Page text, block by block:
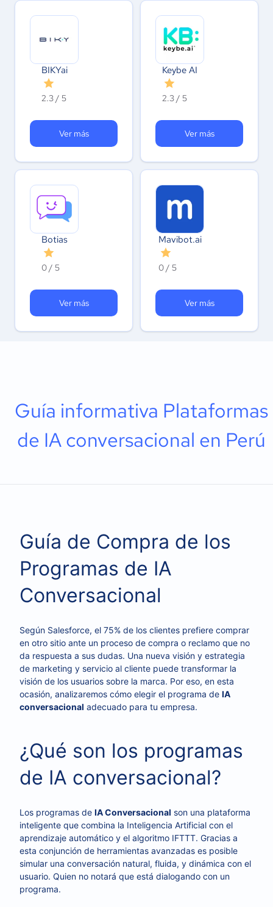
BIKYai
2.3 / 5
Ver más
Keybe AI
2.3 / 5
Ver más
Botias
0 / 5
Ver más
Mavibot.ai
0 / 5
Ver más
Guía informativa Plataformas
de IA conversacional en Perú
Guía de Compra de los
Programas de IA
Conversacional
Según Salesforce, el 75% de los clientes prefiere comprar
en otro sitio ante un proceso de compra o reclamo que no
da respuesta a sus dudas. Una nueva visión y estrategia
de marketing y servicio al cliente puede transformar la
visión de los usuarios sobre la marca. Por eso, en esta
ocasión, analizaremos cómo elegir el programa de IA
conversacional adecuado para tu empresa.
¿Qué son los programas
de IA conversacional?
Los programas de IA Conversacional son una plataforma
inteligente que combina la Inteligencia Artificial con el
aprendizaje automático y el algoritmo IFTTT. Gracias a
esta conjunción de herramientas avanzadas es posible
simular una conversación natural, fluida, y dinámica con el
usuario. Quien no notará que está dialogando con un
programa.